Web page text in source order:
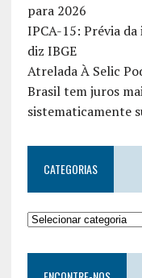
para 2026
IPCA-15: Prévia
diz IBGE
Atrelada À Selic
Brasil tem juros
sistematicamente
CATEGORIAS